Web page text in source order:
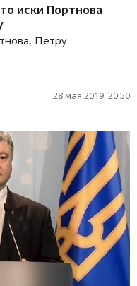
иски Портнова
Петру
28 мая 2019, 20:50